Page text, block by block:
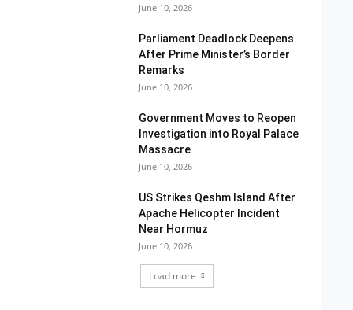
June 10, 2026
Parliament Deadlock Deepens
After Prime Minister’s Border
Remarks
June 10, 2026
Government Moves to Reopen
Investigation into Royal Palace
Massacre
June 10, 2026
US Strikes Qeshm Island After
Apache Helicopter Incident
Near Hormuz
June 10, 2026
Load more